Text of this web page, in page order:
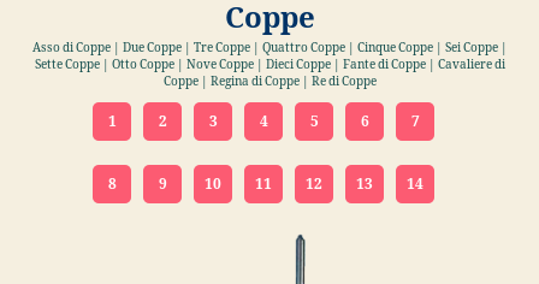
Coppe
Asso di Coppe | Due Coppe | Tre Coppe | Quattro Coppe | Cinque Coppe | Sei Coppe |
Sette Coppe | Otto Coppe | Nove Coppe | Dieci Coppe | Fante di Coppe | Cavaliere di
Coppe | Regina di Coppe | Re di Coppe
1 2 3 4 5 6 7
8 9 10 11 12 13 14